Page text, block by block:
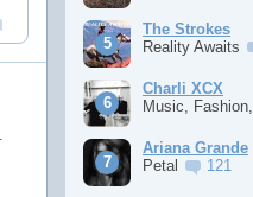
The Strokes
Reality Awaits
Charli XCX
Music,
Ariana Grande
Petal
121